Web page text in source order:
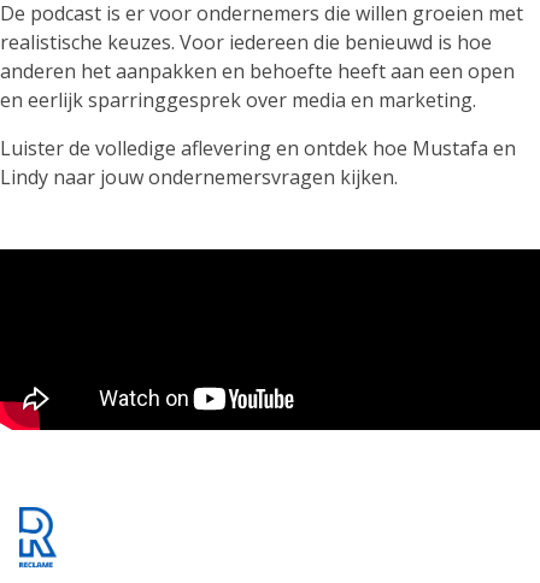
De podcast is er voor ondernemers die willen groeien met
realistische keuzes. Voor iedereen die benieuwd is hoe
anderen het aanpakken en behoefte heeft aan een open
en eerlijk sparringgesprek over media en marketing.
Luister de volledige aflevering en ontdek hoe Mustafa en
Lindy naar jouw ondernemersvragen kijken.
Footer